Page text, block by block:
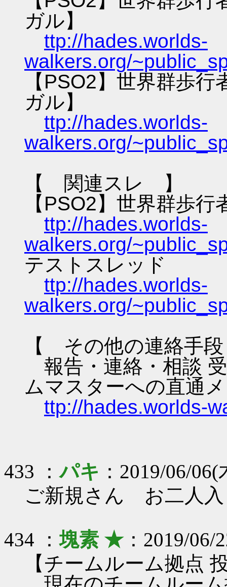
ガル】
ttp://hades.worlds-
walkers.org/
【PSO2】世界群歩
ガル】
ttp://hades.worlds-
walkers.org/
【 関連スレ 】
【PSO2】世界群歩
ttp://hades.worlds-
walkers.org/
テストスレッド
ttp://hades.worlds-
walkers.org/
【 その他の連絡手
報告・連絡・相談
ムマスターへの直通
ttp://hades.worlds-
433 ：パキ ：2019/06/
ご新規さん お二人入
434 ：塊素 ★：2019/06/
【チームルーム拠点